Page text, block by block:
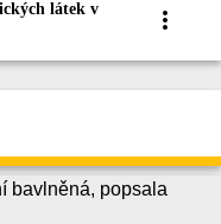
látek v